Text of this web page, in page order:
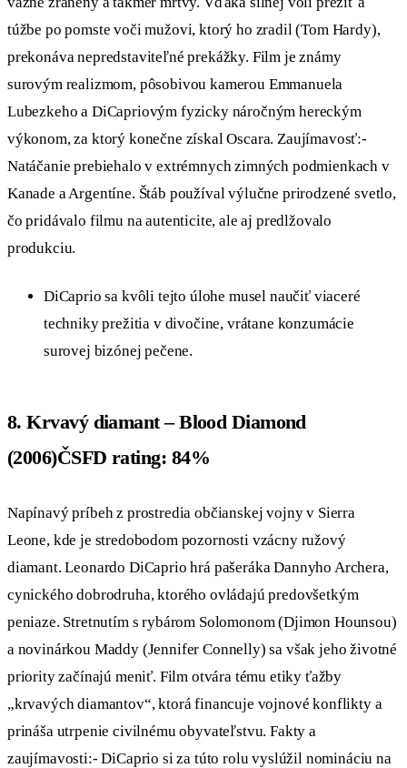
túžbe po pomste voči mužovi, ktorý ho zradil (Tom Hardy),
prekonáva nepredstaviteľné prekážky. Film je známy
surovým realizmom, pôsobivou kamerou Emmanuela
Lubezkeho a DiCapriovým fyzicky náročným hereckým
výkonom, za ktorý konečne získal Oscara. Zaujímavosť:-
Natáčanie prebiehalo v extrémnych zimných podmienkach v
Kanade a Argentíne. Štáb používal výlučne prirodzené svetlo,
čo pridávalo filmu na autenticite, ale aj predlžovalo
produkciu.
DiCaprio sa kvôli tejto úlohe musel naučiť viaceré
techniky prežitia v divočine, vrátane konzumácie
surovej bizónej pečene.
8. Krvavý diamant – Blood Diamond
(2006)ČSFD rating: 84%
Napínavý príbeh z prostredia občianskej vojny v Sierra
Leone, kde je stredobodom pozornosti vzácny ružový
diamant. Leonardo DiCaprio hrá pašeráka Dannyho Archera,
cynického dobrodruha, ktorého ovládajú predovšetkým
peniaze. Stretnutím s rybárom Solomonom (Djimon Hounsou)
a novinárkou Maddy (Jennifer Connelly) sa však jeho životné
priority začínajú meniť. Film otvára tému etiky ťažby
„krvavých diamantov“, ktorá financuje vojnové konflikty a
prináša utrpenie civilnému obyvateľstvu. Fakty a
zaujímavosti:- DiCaprio si za túto rolu vyslúžil nomináciu na